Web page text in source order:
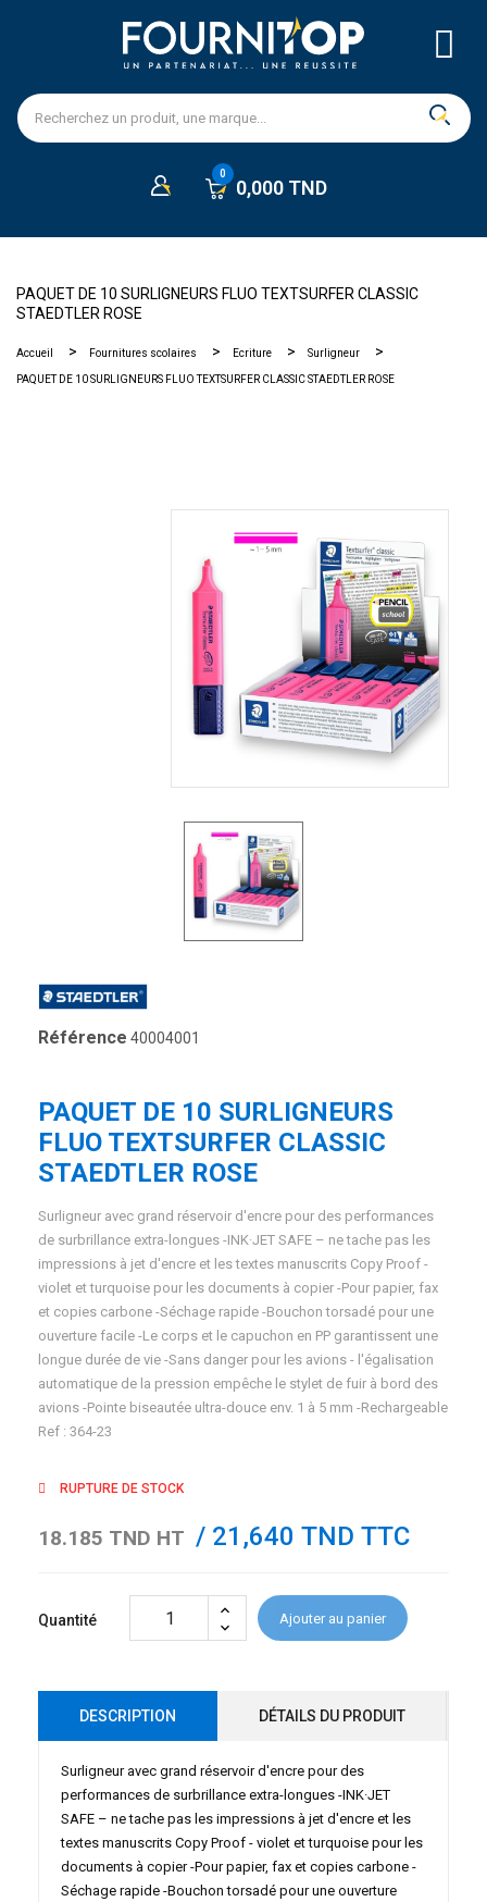
0,000 TND
PAQUET DE 10 SURLIGNEURS FLUO TEXTSURFER CLASSIC
STAEDTLER ROSE
Accueil Fournitures scolaires Ecriture Surligneur
PAQUET DE 10 SURLIGNEURS FLUO TEXTSURFER CLASSIC STAEDTLER ROSE
Référence 40004001
PAQUET DE 10 SURLIGNEURS
FLUO TEXTSURFER CLASSIC
STAEDTLER ROSE
Surligneur avec grand réservoir d'encre pour des performances
de surbrillance extra-longues -INK·JET SAFE – ne tache pas les
impressions à jet d'encre et les textes manuscrits Copy Proof -
violet et turquoise pour les documents à copier -Pour papier, fax
et copies carbone -Séchage rapide -Bouchon torsadé pour une
ouverture facile -Le corps et le capuchon en PP garantissent une
longue durée de vie -Sans danger pour les avions - l'égalisation
automatique de la pression empêche le stylet de fuir à bord des
avions -Pointe biseautée ultra-douce env. 1 à 5 mm -Rechargeable
Ref : 364-23
RUPTURE DE STOCK
18.185 TND HT / 21,640 TND TTC
Quantité Ajouter au panier
DESCRIPTION DÉTAILS DU PRODUIT
Surligneur avec grand réservoir d'encre pour des
performances de surbrillance extra-longues -INK·JET
SAFE – ne tache pas les impressions à jet d'encre et les
textes manuscrits Copy Proof - violet et turquoise pour les
documents à copier -Pour papier, fax et copies carbone -
Séchage rapide -Bouchon torsadé pour une ouverture